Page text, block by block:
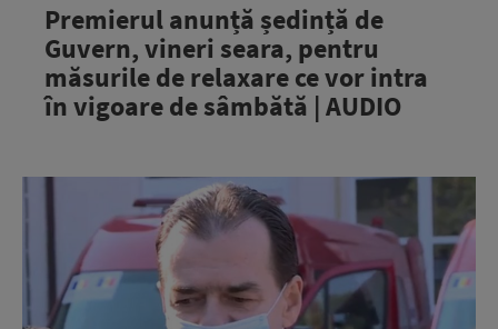
Premierul anunță ședință de
Guvern, vineri seara, pentru
măsurile de relaxare ce vor intra
în vigoare de sâmbătă | AUDIO